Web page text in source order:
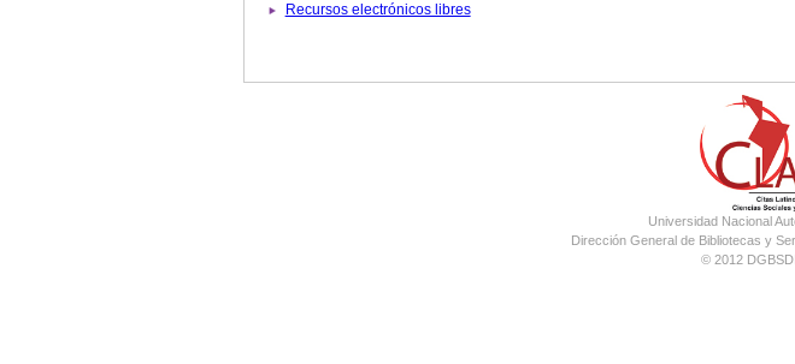
Recursos electrónicos libres
Universidad Nacional
Dirección General de Bibliotecas y
© 2012